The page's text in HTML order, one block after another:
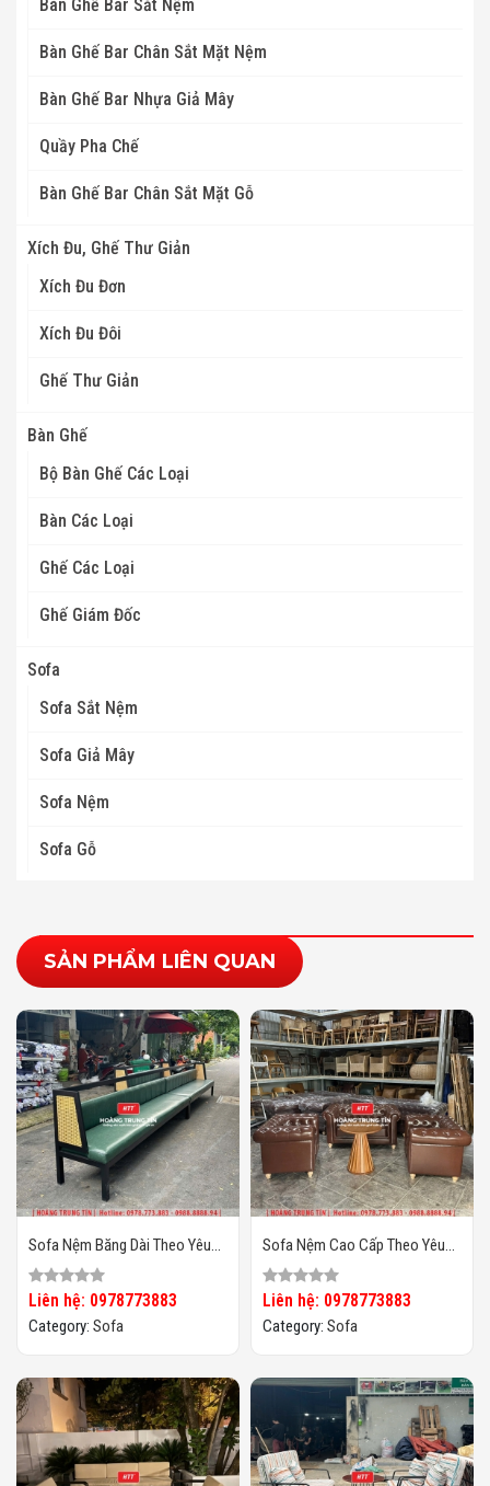
Bàn Ghế Bar Sắt Nệm
Bàn Ghế Bar Chân Sắt Mặt Nệm
Bàn Ghế Bar Nhựa Giả Mây
Quầy Pha Chế
Bàn Ghế Bar Chân Sắt Mặt Gỗ
Xích Đu, Ghế Thư Giản
Xích Đu Đơn
Xích Đu Đôi
Ghế Thư Giản
Bàn Ghế
Bộ Bàn Ghế Các Loại
Bàn Các Loại
Ghế Các Loại
Ghế Giám Đốc
Sofa
Sofa Sắt Nệm
Sofa Giả Mây
Sofa Nệm
Sofa Gỗ
SẢN PHẨM LIÊN QUAN
Sofa Nệm Băng Dài Theo Yêu
Cầu HTT03
Liên hệ: 0978773883
Category: Sofa
Sofa Nệm Cao Cấp Theo Yêu
Cầu HTT04
Liên hệ: 0978773883
Category: Sofa